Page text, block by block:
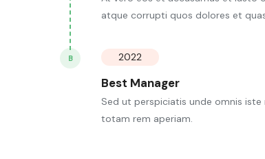
atque corrupti quos dolores et
B 2022
Best Manager
Sed ut perspiciatis unde omnis
totam rem aperiam.